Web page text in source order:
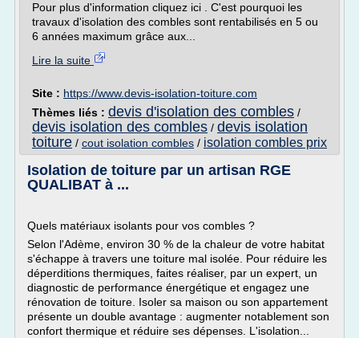
Pour plus d'information cliquez ici . C'est pourquoi les
travaux d'isolation des combles sont rentabilisés en 5 ou
6 années maximum grâce aux...
Lire la suite
Site : https://www.devis-isolation-toiture.com
Thèmes liés : devis d'isolation des combles /
devis isolation des combles / devis isolation
toiture / cout isolation combles / isolation combles prix
Isolation de toiture par un artisan RGE
QUALIBAT à ...
Quels matériaux isolants pour vos combles ?
Selon l'Adème, environ 30 % de la chaleur de votre habitat
s'échappe à travers une toiture mal isolée. Pour réduire les
déperditions thermiques, faites réaliser, par un expert, un
diagnostic de performance énergétique et engagez une
rénovation de toiture. Isoler sa maison ou son appartement
présente un double avantage : augmenter notablement son
confort thermique et réduire ses dépenses. L'isolation...